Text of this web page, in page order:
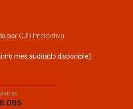
por OJD Interactiva.
mes auditado disponible):